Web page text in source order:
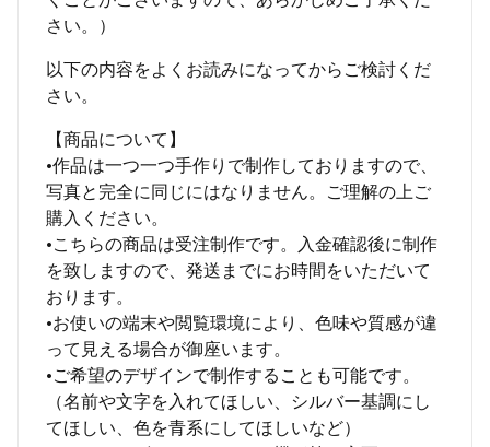
さい。）
以下の内容をよくお読みになってからご検討くだ
さい。
【商品について】
•作品は一つ一つ手作りで制作しておりますので、
写真と完全に同じにはなりません。ご理解の上ご
購入ください。
•こちらの商品は受注制作です。入金確認後に制作
を致しますので、発送までにお時間をいただいて
おります。
•お使いの端末や閲覧環境により、色味や質感が違
って見える場合が御座います。
•ご希望のデザインで制作することも可能です。
（名前や文字を入れてほしい、シルバー基調にし
てほしい、色を青系にしてほしいなど）